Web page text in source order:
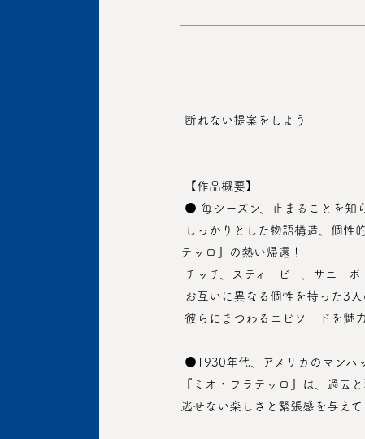
断れない提案をしよう
【作品概要】
● 毎シーズン、止まることを知
テッロ』の熱い帰還！
チッチ、スティービー、サニー
お互いに異なる個性を持った3
彼らにまつわるエピソードを魅
『ミオ・フラテッロ』は、過去
逃せない楽しさと緊張感を与えて